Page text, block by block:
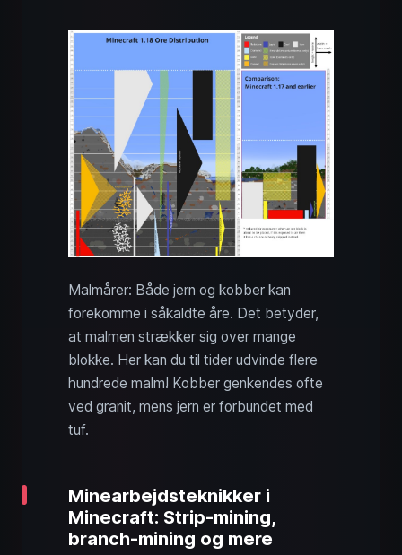
Malmårer: Både jern og kobber kan
forekomme i såkaldte åre. Det betyder,
at malmen strækker sig over mange
blokke. Her kan du til tider udvinde flere
hundrede malm! Kobber genkendes ofte
ved granit, mens jern er forbundet med
tuf.
Minearbejdsteknikker i
Minecraft: Strip-mining,
branch-mining og mere